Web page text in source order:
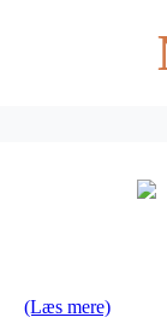
(Læs mere)